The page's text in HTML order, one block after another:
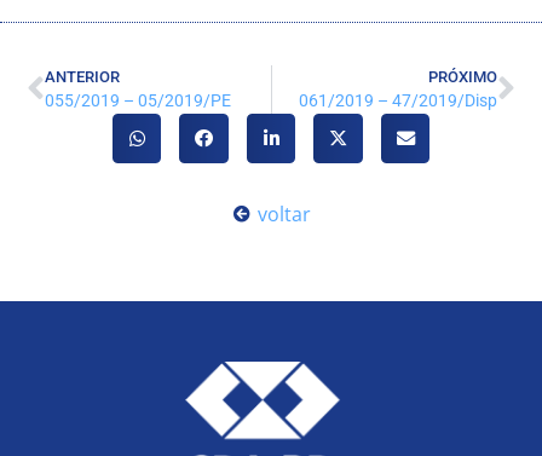
ANTERIOR
055/2019 – 05/2019/PE
PRÓXIMO
061/2019 – 47/2019/Disp
voltar